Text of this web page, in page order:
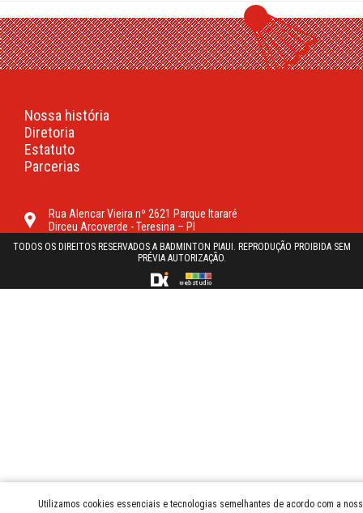
Nossa história
Diretoria
Estatuto
Parcerias
Rua Alencar Vieira nº 2621 Parque Itararé
Dirceu Arcoverde - Teresina – PI
TODOS OS DIREITOS RESERVADOS A BADMINTON PIAUI. REPRODUÇÃO PROIBIDA SEM
PRÉVIA AUTORIZAÇÃO.
Utilizamos cookies essenciais e tecnologias semelhantes de acordo com a